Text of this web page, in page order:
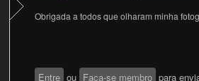
Obrigada a todos que olharam minha
Entre ou Faça-se membro para